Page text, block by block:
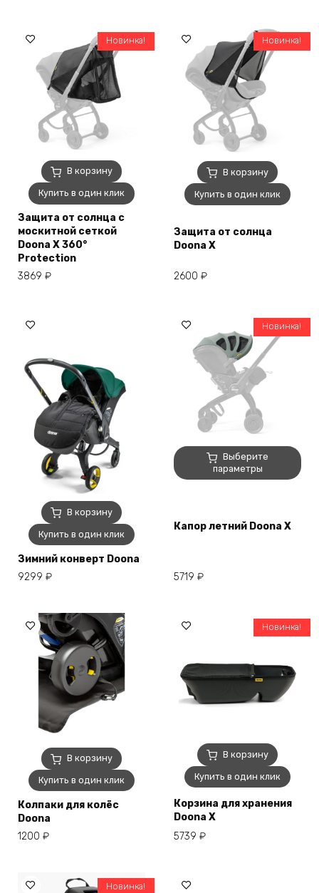
В корзину
Купить в один клик
Новинка!
Защита от солнца c
москитной сеткой
Doona X 360°
Protection
3869 ₽
В корзину
Купить в один клик
Новинка!
Защита от солнца
Doona X
2600 ₽
В корзину
Купить в один клик
Зимний конверт Doona
9299 ₽
Выберите
параметры
Этот
товар
имеет
Опции
Новинка!
Капор летний Doona X
5719 ₽
В корзину
Купить в один клик
Колпаки для колёс
Doona
1200 ₽
В корзину
Купить в один клик
Новинка!
Корзина для хранения
Doona X
5739 ₽
Новинка!